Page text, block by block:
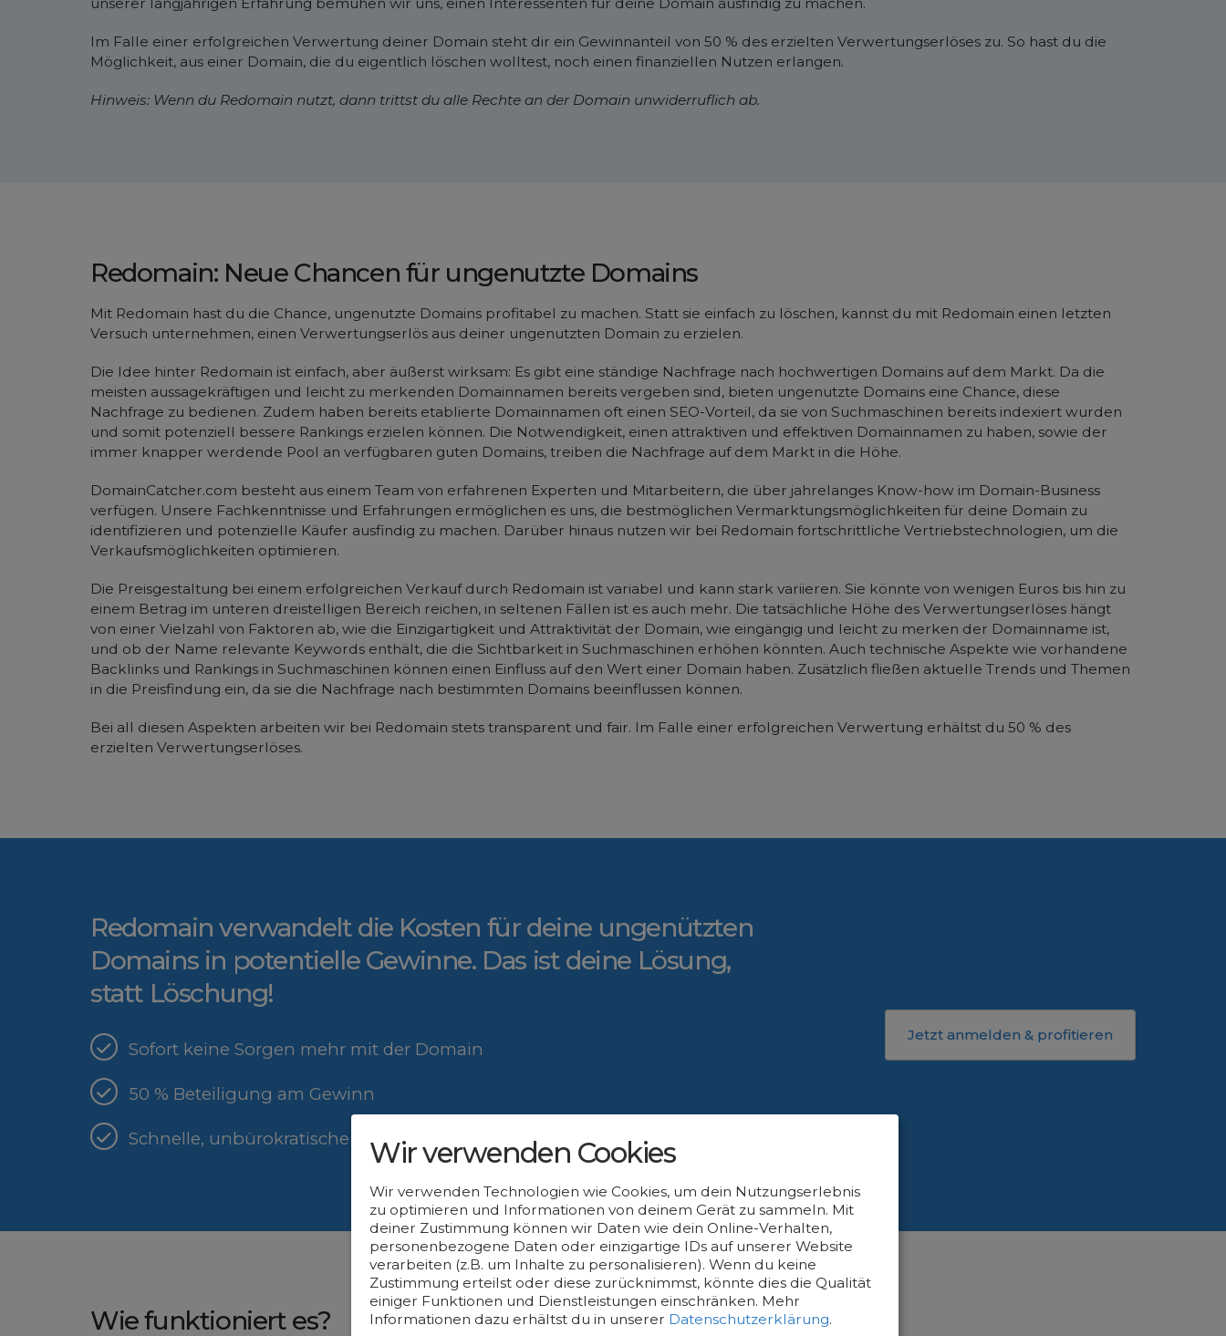
Im Falle einer erfolgreichen Verwertung deiner Domain steht dir ein Gewinnanteil von 50 % des erzielten Verwertungserlöses zu. So hast du die
Möglichkeit, aus einer Domain, die du eigentlich löschen wolltest, noch einen finanziellen Nutzen erlangen.
Hinweis: Wenn du Redomain nutzt, dann trittst du alle Rechte an der Domain unwiderruflich ab.
Redomain: Neue Chancen für ungenutzte Domains
Mit Redomain hast du die Chance, ungenutzte Domains profitabel zu machen. Statt sie einfach zu löschen, kannst du mit Redomain einen letzten
Versuch unternehmen, einen Verwertungserlös aus deiner ungenutzten Domain zu erzielen.
Die Idee hinter Redomain ist einfach, aber äußerst wirksam: Es gibt eine ständige Nachfrage nach hochwertigen Domains auf dem Markt. Da die
meisten aussagekräftigen und leicht zu merkenden Domainnamen bereits vergeben sind, bieten ungenutzte Domains eine Chance, diese
Nachfrage zu bedienen. Zudem haben bereits etablierte Domainnamen oft einen SEO-Vorteil, da sie von Suchmaschinen bereits indexiert wurden
und somit potenziell bessere Rankings erzielen können. Die Notwendigkeit, einen attraktiven und effektiven Domainnamen zu haben, sowie der
immer knapper werdende Pool an verfügbaren guten Domains, treiben die Nachfrage auf dem Markt in die Höhe.
DomainCatcher.com besteht aus einem Team von erfahrenen Experten und Mitarbeitern, die über jahrelanges Know-how im Domain-Business
verfügen. Unsere Fachkenntnisse und Erfahrungen ermöglichen es uns, die bestmöglichen Vermarktungsmöglichkeiten für deine Domain zu
identifizieren und potenzielle Käufer ausfindig zu machen. Darüber hinaus nutzen wir bei Redomain fortschrittliche Vertriebstechnologien, um die
Verkaufsmöglichkeiten optimieren.
Die Preisgestaltung bei einem erfolgreichen Verkauf durch Redomain ist variabel und kann stark variieren. Sie könnte von wenigen Euros bis hin zu
einem Betrag im unteren dreistelligen Bereich reichen, in seltenen Fällen ist es auch mehr. Die tatsächliche Höhe des Verwertungserlöses hängt
von einer Vielzahl von Faktoren ab, wie die Einzigartigkeit und Attraktivität der Domain, wie eingängig und leicht zu merken der Domainname ist,
und ob der Name relevante Keywords enthält, die die Sichtbarkeit in Suchmaschinen erhöhen könnten. Auch technische Aspekte wie vorhandene
Backlinks und Rankings in Suchmaschinen können einen Einfluss auf den Wert einer Domain haben. Zusätzlich fließen aktuelle Trends und Themen
in die Preisfindung ein, da sie die Nachfrage nach bestimmten Domains beeinflussen können.
Bei all diesen Aspekten arbeiten wir bei Redomain stets transparent und fair. Im Falle einer erfolgreichen Verwertung erhältst du 50 % des
erzielten Verwertungserlöses.
Redomain verwandelt die Kosten für deine ungenützten
Domains in potentielle Gewinne. Das ist deine Lösung,
statt Löschung!
Sofort keine Sorgen mehr mit der Domain
50 % Beteiligung am Gewinn
Schnelle, unbürokratische Abwicklung
Jetzt anmelden & profitieren
Wie funktioniert es?
Wir verwenden Cookies
Wir verwenden Technologien wie Cookies, um dein Nutzungserlebnis
zu optimieren und Informationen von deinem Gerät zu sammeln. Mit
deiner Zustimmung können wir Daten wie dein Online-Verhalten,
personenbezogene Daten oder einzigartige IDs auf unserer Website
verarbeiten (z.B. um Inhalte zu personalisieren). Wenn du keine
Zustimmung erteilst oder diese zurücknimmst, könnte dies die Qualität
einiger Funktionen und Dienstleistungen einschränken. Mehr
Informationen dazu erhältst du in unserer Datenschutzerklärung.